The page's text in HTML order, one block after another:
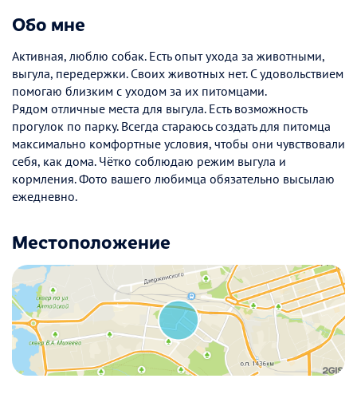
Обо мне
Активная, люблю собак. Есть опыт ухода за животными,
выгула, передержки. Своих животных нет. С удовольствием
помогаю близким с уходом за их питомцами.
Рядом отличные места для выгула. Есть возможность
прогулок по парку. Всегда стараюсь создать для питомца
максимально комфортные условия, чтобы они чувствовали
себя, как дома. Чётко соблюдаю режим выгула и
кормления. Фото вашего любимца обязательно высылаю
ежедневно.
Местоположение